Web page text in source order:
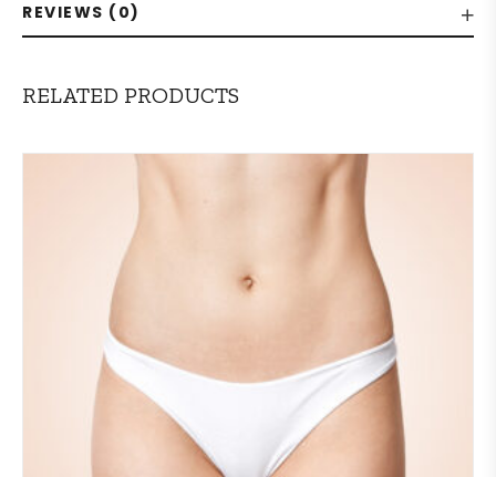
REVIEWS (0)
RELATED PRODUCTS